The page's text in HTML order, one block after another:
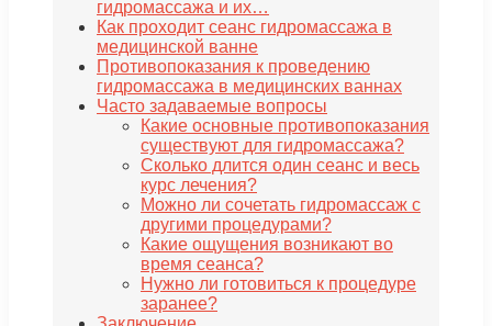
гидромассажа и их…
Как проходит сеанс гидромассажа в
медицинской ванне
Противопоказания к проведению
гидромассажа в медицинских ваннах
Часто задаваемые вопросы
Какие основные противопоказания
существуют для гидромассажа?
Сколько длится один сеанс и весь
курс лечения?
Можно ли сочетать гидромассаж с
другими процедурами?
Какие ощущения возникают во
время сеанса?
Нужно ли готовиться к процедуре
заранее?